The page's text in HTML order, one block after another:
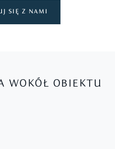
SIĘ Z NAMI
WOKÓŁ OBIEKTU